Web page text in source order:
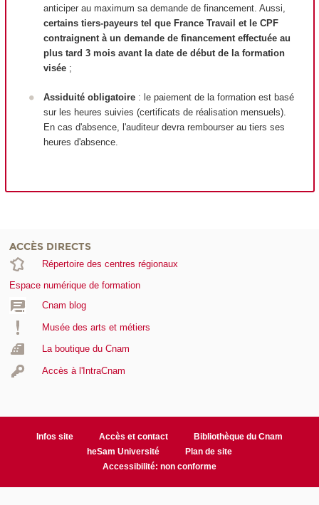
anticiper au maximum sa demande de financement. Aussi,
certains tiers-payeurs tel que France Travail et le CPF
contraignent à un demande de financement effectuée au
plus tard 3 mois avant la date de début de la formation
visée;
Assiduité obligatoire: le paiement de la formation est basé
sur les heures suivies (certificats de réalisation mensuels).
En cas d'absence, l'auditeur devra rembourser au tiers ses
heures d'absence.
ACCÈS DIRECTS
Répertoire des centres régionaux
Espace numérique de formation
Cnam blog
Musée des arts et métiers
La boutique du Cnam
Accès à l'IntraCnam
Infos site Accès et contact
Bibliothèque du Cnam
heSam Université
Plan de site
Accessibilité: non conforme